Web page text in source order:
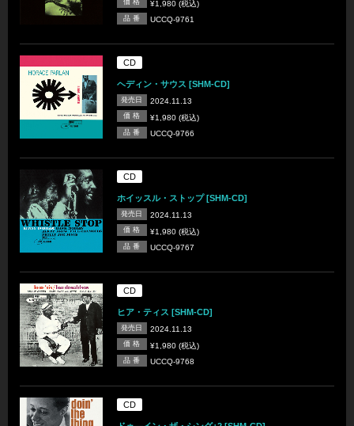
価 格 ¥1,980 (税込)
品 番 UCCQ-9761
CD
ヘディン・サウス [SHM-CD]
発売日 2024.11.13
価 格 ¥1,980 (税込)
品 番 UCCQ-9766
CD
ホイッスル・ストップ [SHM-CD]
発売日 2024.11.13
価 格 ¥1,980 (税込)
品 番 UCCQ-9767
CD
ヒア・ティス [SHM-CD]
発売日 2024.11.13
価 格 ¥1,980 (税込)
品 番 UCCQ-9768
CD